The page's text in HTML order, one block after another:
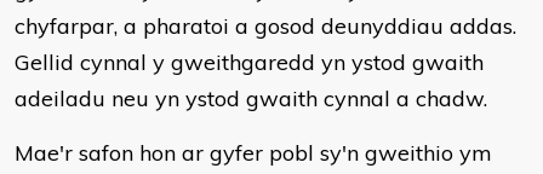
chyfarpar, a pharatoi a gosod deunyddiau addas.
Gellid cynnal y gweithgaredd yn ystod gwaith
adeiladu neu yn ystod gwaith cynnal a chadw.
Mae'r safon hon ar gyfer pobl sy'n gweithio ym